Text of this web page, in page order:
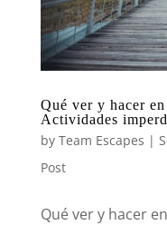
Qué ver y hacer
Actividades
by Team Escapes |
Post
Qué ver y hacer